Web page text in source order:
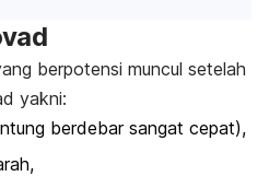
berpotensi muncul setelah
yakni:
berdebar sangat cepat),